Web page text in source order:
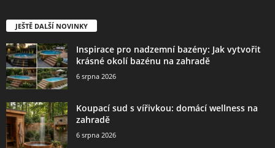
JEŠTĚ DALŠÍ NOVINKY
Inspirace pro nadzemní bazény: Jak vytvořit
krásné okolí bazénu na zahradě
6 srpna 2026
Koupací sud s vířivkou: domácí wellness na
zahradě
6 srpna 2026